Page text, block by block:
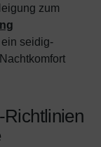
zum
seidig-